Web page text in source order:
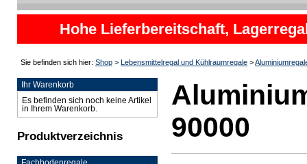
Hohe Lieferbereitschaft,
nicht
Sie befinden sich hier: Shop > Lebensmittelregal und Kühlraumregale >
Ihr Warenkorb
Es befinden sich noch keine Artikel
in Ihrem Warenkorb.
Produktverzeichnis
90000